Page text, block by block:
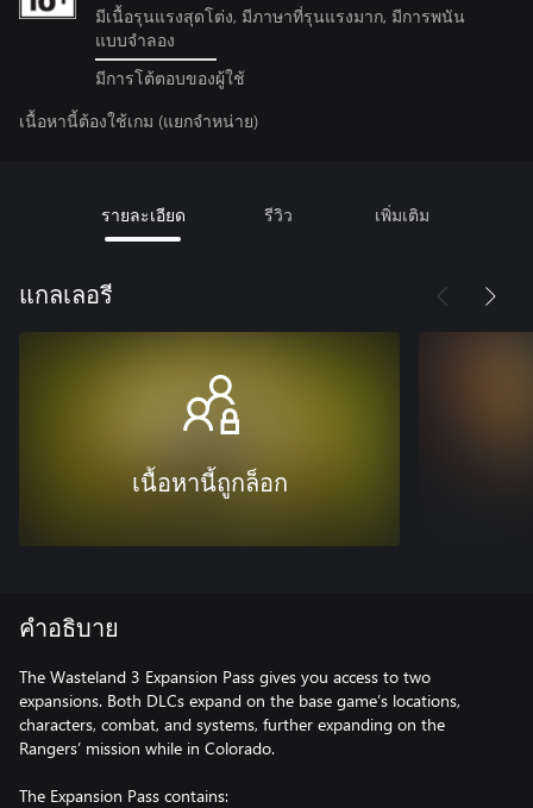
มีเนื้อรุนแรงสุดโต่ง, มีภาษาที่รุนแรงมาก, มีการพนัน
แบบจำลอง
มีการโต้ตอบของผู้ใช้
เนื้อหานี้ต้องใช้เกม (แยกจำหน่าย)
รายละเอียด รีวิว เพิ่มเติม
แกลเลอรี
เนื้อหานี้ถูกล็อก
คำอธิบาย
The Wasteland 3 Expansion Pass gives you access to two
expansions. Both DLCs expand on the base game’s locations,
characters, combat, and systems, further expanding on the
Rangers’ mission while in Colorado.
The Expansion Pass contains: